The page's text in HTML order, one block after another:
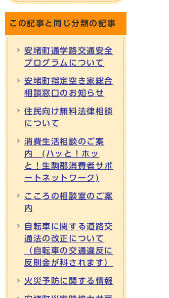
この記事と同じ分類の記事
安堵町通学路交通安全
プログラムについて
安堵町指定空き家総合
相談窓口のお知らせ
住民向け無料法律相談
について
消費生活相談のご案
内 (ハッと！ホッ
と！生駒郡消費者サポ
ートネットワーク)
こころの相談室のご案
内
自転車に関する道路交
通法の改正について
（自転車の交通違反に
反則金が科されます）
火災予防に関する情報